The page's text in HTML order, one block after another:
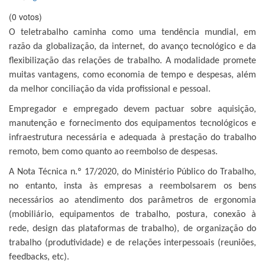
(0 votos)
O teletrabalho caminha como uma tendência mundial, em
razão da globalização, da internet, do avanço tecnológico e da
flexibilização das relações de trabalho. A modalidade promete
muitas vantagens, como economia de tempo e despesas, além
da melhor conciliação da vida profissional e pessoal.
Empregador e empregado devem pactuar sobre aquisição,
manutenção e fornecimento dos equipamentos tecnológicos e
infraestrutura necessária e adequada à prestação do trabalho
remoto, bem como quanto ao reembolso de despesas.
A Nota Técnica n.º 17/2020, do Ministério Público do Trabalho,
no entanto, insta às empresas a reembolsarem os bens
necessários ao atendimento dos parâmetros de ergonomia
(mobiliário, equipamentos de trabalho, postura, conexão à
rede, design das plataformas de trabalho), de organização do
trabalho (produtividade) e de relações interpessoais (reuniões,
feedbacks, etc).